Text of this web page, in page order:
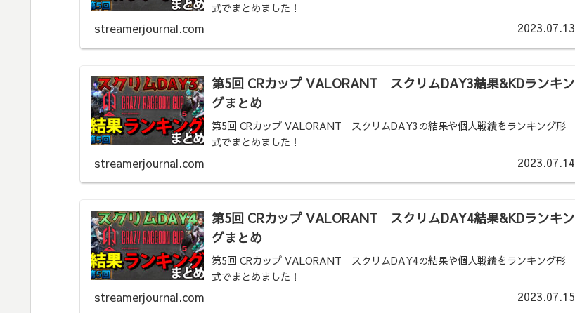
式でまとめました！
streamerjournal.com 2023.07.13
第5回 CRカップ VALORANT スクリムDAY3結果&KDランキン
グまとめ
第5回 CRカップ VALORANT スクリムDAY3の結果や個人戦績をランキング形
式でまとめました！
streamerjournal.com 2023.07.14
第5回 CRカップ VALORANT スクリムDAY4結果&KDランキン
グまとめ
第5回 CRカップ VALORANT スクリムDAY4の結果や個人戦績をランキング形
式でまとめました！
streamerjournal.com 2023.07.15